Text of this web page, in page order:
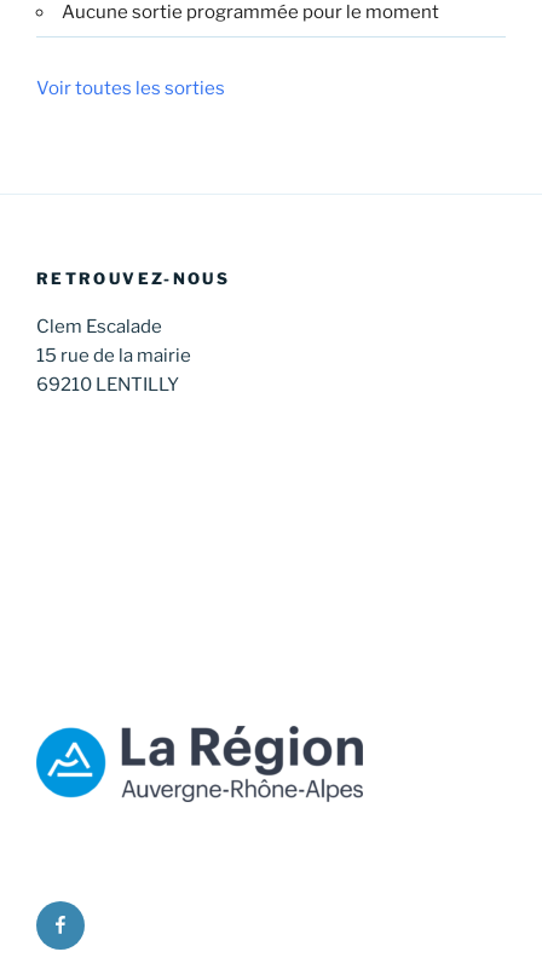
Aucune sortie programmée pour le moment
Voir toutes les sorties
RETROUVEZ-NOUS
Clem Escalade
15 rue de la mairie
69210 LENTILLY
facebook